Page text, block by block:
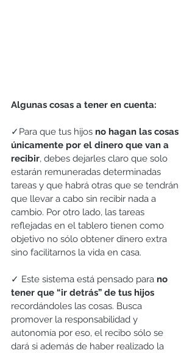
Algunas cosas a tener en cuenta:
✓Para que tus hijos no hagan las cosas
únicamente por el dinero que van a
recibir, debes dejarles claro que solo
estarán remuneradas determinadas
tareas y que habrá otras que se tendrán
que llevar a cabo sin recibir nada a
cambio. Por otro lado, las tareas
reflejadas en el tablero tienen como
objetivo no sólo obtener dinero extra
sino facilitarnos la vida en casa.
✓ Este sistema está pensado para no
tener que “ir detrás” de tus hijos
recordándoles las cosas. Busca
promover la responsabilidad y
autonomía por eso, el recibo sólo se
dará si además de haber realizado la